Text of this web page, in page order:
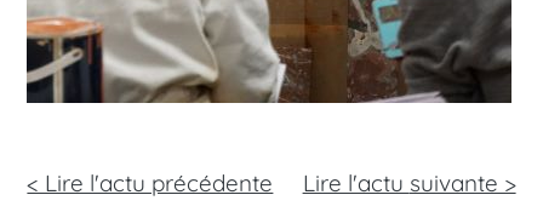
< Lire l'actu précédente Lire l'actu suivante >